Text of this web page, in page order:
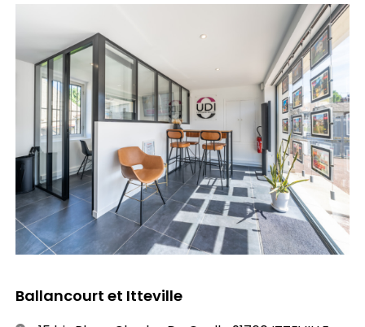
Ballancourt et Itteville